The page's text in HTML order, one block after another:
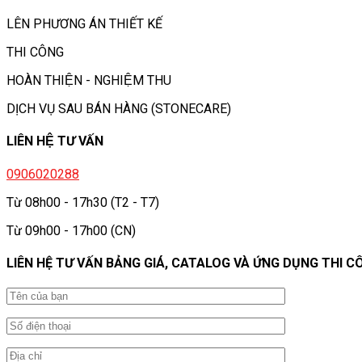
LÊN PHƯƠNG ÁN THIẾT KẾ
THI CÔNG
HOÀN THIỆN - NGHIỆM THU
DỊCH VỤ SAU BÁN HÀNG (STONECARE)
LIÊN HỆ TƯ VẤN
0906020288
Từ 08h00 - 17h30 (T2 - T7)
Từ 09h00 - 17h00 (CN)
LIÊN HỆ TƯ VẤN BẢNG GIÁ, CATALOG VÀ ỨNG DỤNG THI